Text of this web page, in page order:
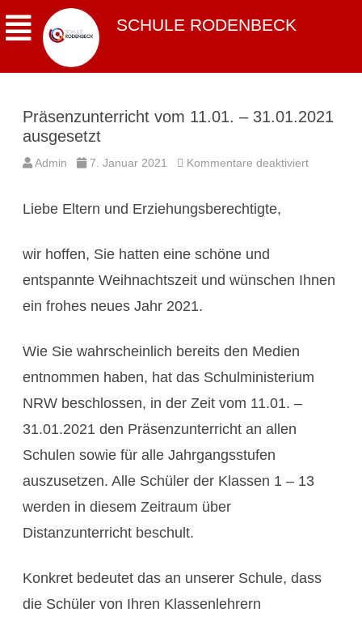
SCHULE RODENBECK
Präsenzunterricht vom 11.01. – 31.01.2021
ausgesetzt
Admin 7. Januar 2021 Kommentare deaktiviertfür
Liebe Eltern und Erziehungsberechtigte,
wir hoffen, Sie hatten eine schöne und
entspannte Weihnachtszeit und wünschen Ihnen
ein frohes neues Jahr 2021.
Wie Sie wahrscheinlich bereits den Medien
entnommen haben, hat das Schulministerium
NRW beschlossen, in der Zeit vom 11.01. –
31.01.2021 den Präsenzunterricht an allen
Schulen sowie für alle Jahrgangsstufen
auszusetzen. Alle Schüler der Klassen 1 – 13
werden in diesem Zeitraum über
Distanzunterricht beschult.
Konkret bedeutet das an unserer Schule, dass
die Schüler von Ihren Klassenlehrern